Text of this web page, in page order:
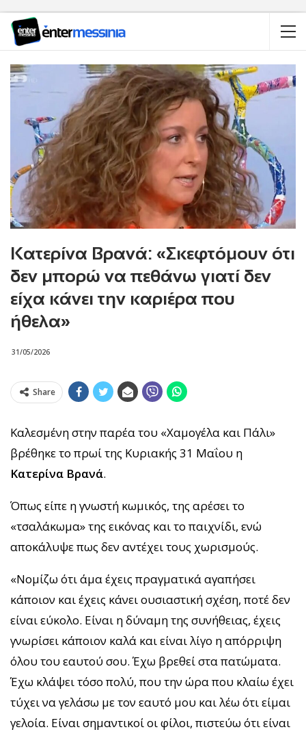
Κατερίνα Βρανά: «Σκεφτόμουν ότι
δεν μπορώ να πεθάνω γιατί δεν
είχα κάνει την καριέρα που
ήθελα»
31/05/2026
Share
Καλεσμένη στην παρέα του «Χαμογέλα και Πάλι»
βρέθηκε το πρωί της Κυριακής 31 Μαΐου η
Κατερίνα Βρανά.
Όπως είπε η γνωστή κωμικός, της αρέσει το
«τσαλάκωμα» της εικόνας και το παιχνίδι, ενώ
αποκάλυψε πως δεν αντέχει τους χωρισμούς.
«Νομίζω ότι άμα έχεις πραγματικά αγαπήσει
κάποιον και έχεις κάνει ουσιαστική σχέση, ποτέ δεν
είναι εύκολο. Είναι η δύναμη της συνήθειας, έχεις
γνωρίσει κάποιον καλά και είναι λίγο η απόρριψη
όλου του εαυτού σου. Έχω βρεθεί στα πατώματα.
Έχω κλάψει τόσο πολύ, που την ώρα που κλαίω έχει
τύχει να γελάσω με τον εαυτό μου και λέω ότι είμαι
γελοία. Είναι σημαντικοί οι φίλοι, πιστεύω ότι είναι